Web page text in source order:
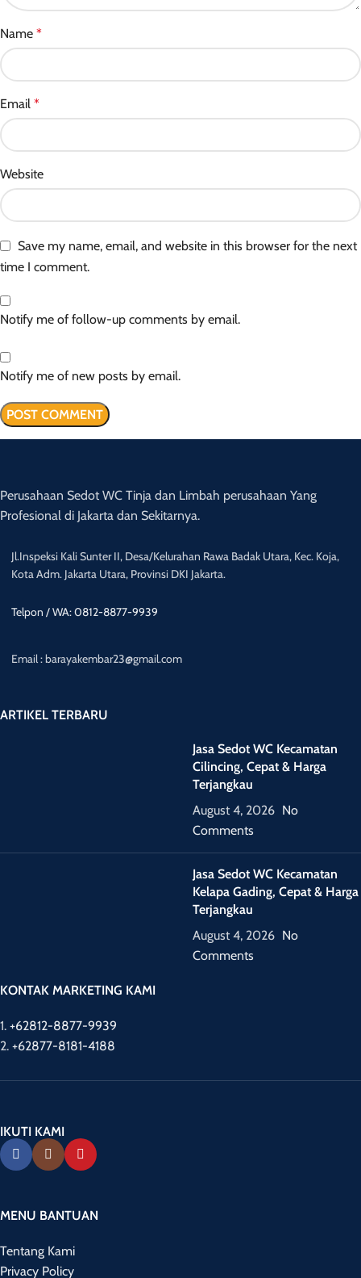
Name *
Email *
Website
Save my name, email, and website in this browser for the next
time I comment.
Notify me of follow-up comments by email.
Notify me of new posts by email.
Perusahaan Sedot WC Tinja dan Limbah perusahaan Yang
Profesional di Jakarta dan Sekitarnya.
Jl.Inspeksi Kali Sunter II, Desa/Kelurahan Rawa Badak Utara, Kec. Koja,
Kota Adm. Jakarta Utara, Provinsi DKI Jakarta.
Telpon / WA: 0812-8877-9939
Email : barayakembar23@gmail.com
ARTIKEL TERBARU
Jasa Sedot WC Kecamatan
Cilincing, Cepat & Harga
Terjangkau
August 4, 2026 No
Comments
Jasa Sedot WC Kecamatan
Kelapa Gading, Cepat & Harga
Terjangkau
August 4, 2026 No
Comments
KONTAK MARKETING KAMI
1. +62812-8877-9939
2. +62877-8181-4188
IKUTI KAMI
MENU BANTUAN
Tentang Kami
Privacy Policy